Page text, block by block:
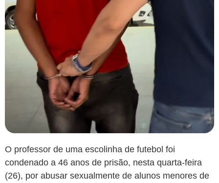
O professor de uma escolinha de futebol foi
condenado a 46 anos de prisão, nesta quarta-feira
(26), por abusar sexualmente de alunos menores de